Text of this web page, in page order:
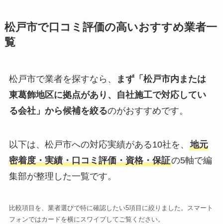
松戸市で口コミ評価の高いおすすめ業者一
覧
松戸市で業者を探すなら、
まず「松戸市内または
東葛飾地区に拠点があり、自社施工で対応してい
る会社」から候補を絞るのがおすすめです。
以下は、松戸市への対応実績がある10社を、 地元
密着度・実績・口コミ評価・資格・保証の5軸で編
集部が整理した一覧です。
比較項目を、業者選びで特に確認したい5項目に絞りました。スマート
フォンではカードを横にスワイプしてご覧ください。